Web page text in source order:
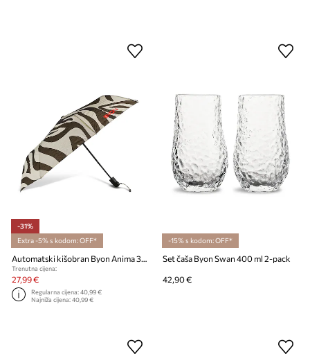
-31%
Extra -5% s kodom: OFF*
Automatski kišobran Byon Anima 31 cm
Trenutna cijena:
27,99 €
Regularna cijena:40,99 €
Najniža cijena:40,99 €
-15% s kodom: OFF*
Set čaša Byon Swan 400 ml 2-pack
42,90 €